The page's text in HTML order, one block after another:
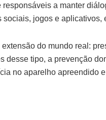
a manter
jogos e
do mundo real:
desse tipo, a prevenção
no aparelho